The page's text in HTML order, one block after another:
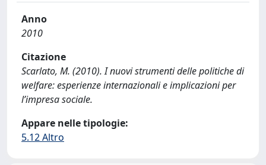
Anno
2010
Citazione
Scarlato, M. (2010). I nuovi strumenti delle politiche di
welfare: esperienze internazionali e implicazioni per
l’impresa sociale.
Appare nelle tipologie:
5.12 Altro